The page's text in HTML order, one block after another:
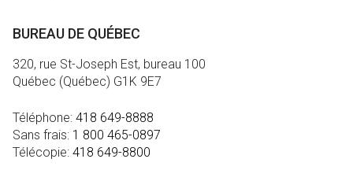
BUREAU DE QUÉBEC
320, rue St-Joseph Est, bureau 100
Québec (Québec) G1K 9E7
Téléphone: 418 649-8888
Sans frais: 1 800 465-0897
Télécopie: 418 649-8800